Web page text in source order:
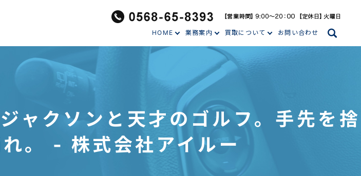
HOME 業務案内 買取について お問い合わせ search
クソンと天才のゴルフ。手先を捨
。 - 株式会社アイルー